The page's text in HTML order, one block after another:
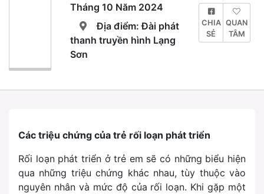
Tháng 10 Năm 2024
Địa điểm: Đài phát
thanh truyền hình Lạng
Sơn
CHIA
SẺ
QUAN
TÂM
Các triệu chứng của trẻ rối loạn phát triển
Rối loạn phát triển ở trẻ em sẽ có những biểu hiện
qua những triệu chứng khác nhau, tùy thuộc vào
nguyên nhân và mức độ của rối loạn. Khi gặp một